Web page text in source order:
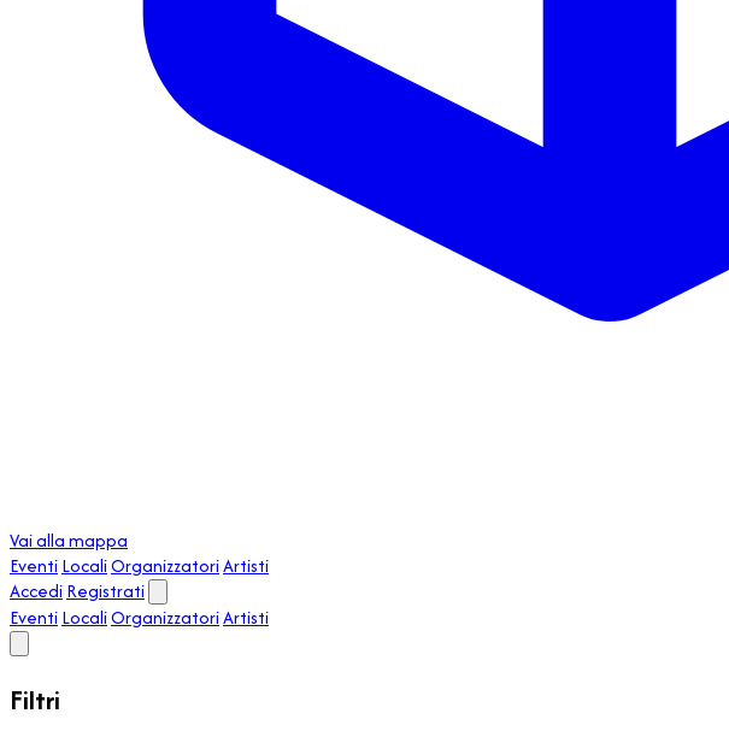
Vai alla mappa
EventiLocaliOrganizzatoriArtisti
AccediRegistrati
EventiLocaliOrganizzatoriArtisti
Filtri